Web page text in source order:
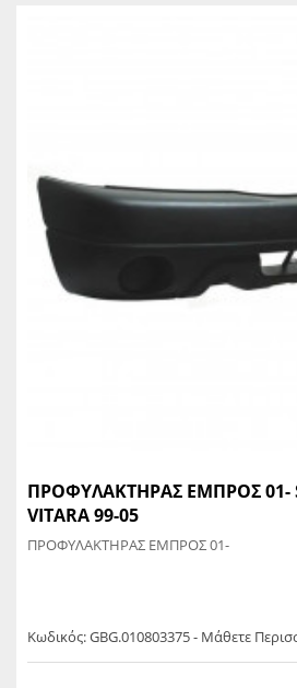
ΠΡΟΦΥΛΑΚΤΗΡΑΣ ΕΜΠΡΟΣ 01-
VITARA 99-05
ΠΡΟΦΥΛΑΚΤΗΡΑΣ ΕΜΠΡΟΣ 01-
Κωδικός: GBG.010803375 - Μάθετε